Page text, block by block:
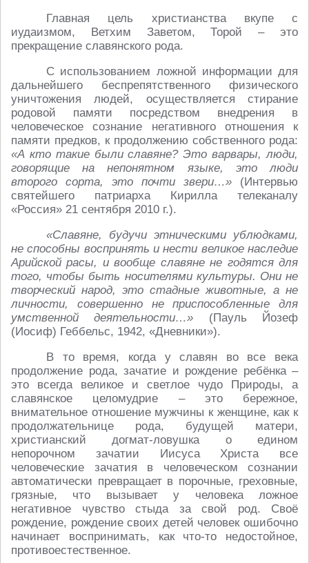
Главная цель христианства вкупе с
иудаизмом, Ветхим Заветом, Торой – это
прекращение славянского рода.
С использованием ложной информации для
дальнейшего беспрепятственного физического
уничтожения людей, осуществляется стирание
родовой памяти посредством внедрения в
человеческое сознание негативного отношения к
памяти предков, к продолжению собственного рода:
«А кто такие были славяне? Это варвары, люди,
говорящие на непонятном языке, это люди
второго сорта, это почти звери…» (Интервью
святейшего патриарха Кирилла телеканалу
«Россия» 21 сентября 2010 г.).
«Славяне, будучи этническими ублюдками,
не способны воспринять и нести великое наследие
Арийской расы, и вообще славяне не годятся для
того, чтобы быть носителями культуры. Они не
творческий народ, это стадные животные, а не
личности, совершенно не приспособленные для
умственной деятельности…» (Пауль Йозеф
(Иосиф) Геббельс, 1942, «Дневники»).
В то время, когда у славян во все века
продолжение рода, зачатие и рождение ребёнка –
это всегда великое и светлое чудо Природы, а
славянское целомудрие – это бережное,
внимательное отношение мужчины к женщине, как к
продолжательнице рода, будущей матери,
христианский догмат-ловушка о едином
непорочном зачатии Иисуса Христа все
человеческие зачатия в человеческом сознании
автоматически превращает в порочные, греховные,
грязные, что вызывает у человека ложное
негативное чувство стыда за свой род. Своё
рождение, рождение своих детей человек ошибочно
начинает воспринимать, как что-то недостойное,
противоестественное.